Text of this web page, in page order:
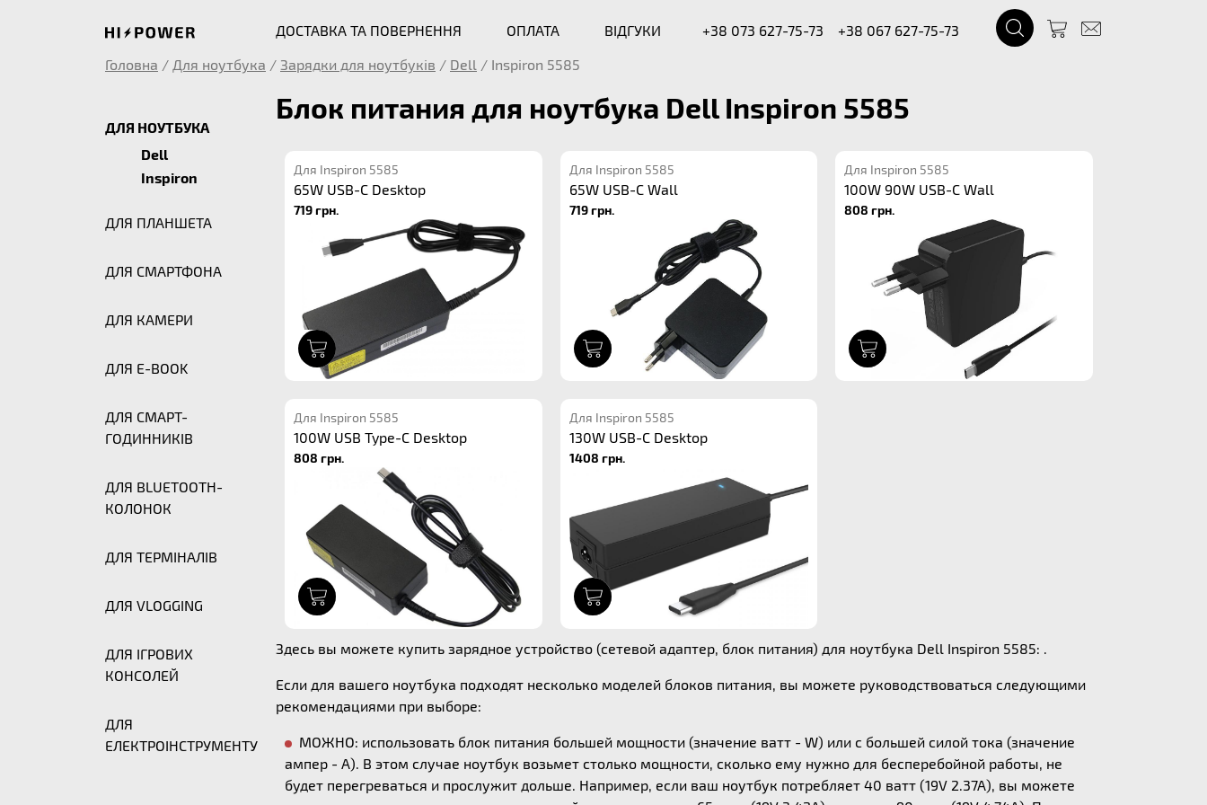
ДОСТАВКА ТА ПОВЕРНЕННЯ ОПЛАТА ВІДГУКИ +38 073 627-75-73
+38 067 627-75-73
Головна / Для ноутбука / Зарядки для ноутбуків / Dell / Inspiron 5585
ДЛЯ НОУТБУКА
Dell
Inspiron
ДЛЯ ПЛАНШЕТА
ДЛЯ СМАРТФОНА
ДЛЯ КАМЕРИ
ДЛЯ E-BOOK
ДЛЯ СМАРТ-
ГОДИННИКІВ
ДЛЯ BLUETOOTH-
КОЛОНОК
ДЛЯ ТЕРМІНАЛІВ
ДЛЯ VLOGGING
ДЛЯ ІГРОВИХ
КОНСОЛЕЙ
ДЛЯ
ЕЛЕКТРОІНСТРУМЕНТУ
Блок питания для ноутбука Dell Inspiron 5585
Для Inspiron 5585
65W USB-C Desktop
719 грн.
Для Inspiron 5585
65W USB-C Wall
719 грн.
Для Inspiron 5585
100W 90W USB-C Wall
808 грн.
Для Inspiron 5585
100W USB Type-C Desktop
808 грн.
Для Inspiron 5585
130W USB-C Desktop
1408 грн.
Здесь вы можете купить зарядное устройство (сетевой адаптер, блок питания) для ноутбука Dell Inspiron 5585: .
Если для вашего ноутбука подходят несколько моделей блоков питания, вы можете руководствоваться следующими
рекомендациями при выборе:
МОЖНО: использовать блок питания большей мощности (значение ватт - W) или с большей силой тока (значение
ампер - А). В этом случае ноутбук возьмет столько мощности, сколько ему нужно для бесперебойной работы, не
будет перегреваться и прослужит дольше. Например, если ваш ноутбук потребляет 40 ватт (19V 2.37A), вы можете